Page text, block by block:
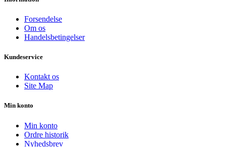
Forsendelse
Om os
Handelsbetingelser
Kundeservice
Kontakt os
Site Map
Min konto
Min konto
Ordre historik
Nyhedsbrev